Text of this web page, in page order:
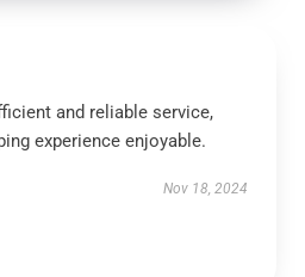
and reliable service,
experience enjoyable.
Nov 18, 2024